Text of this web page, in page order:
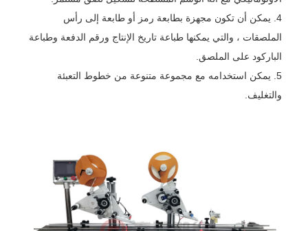
4. يمكن أن تكون مجهزة بطابعة رمز أو طابعة إلى رأس
الملصقات ، والتي يمكنها طباعة تاريخ الإنتاج ورقم الدفعة وطباعة
الباركود على الملصق.
5. يمكن استخدامه مع مجموعة متنوعة من خطوط التعبئة
والتغليف.